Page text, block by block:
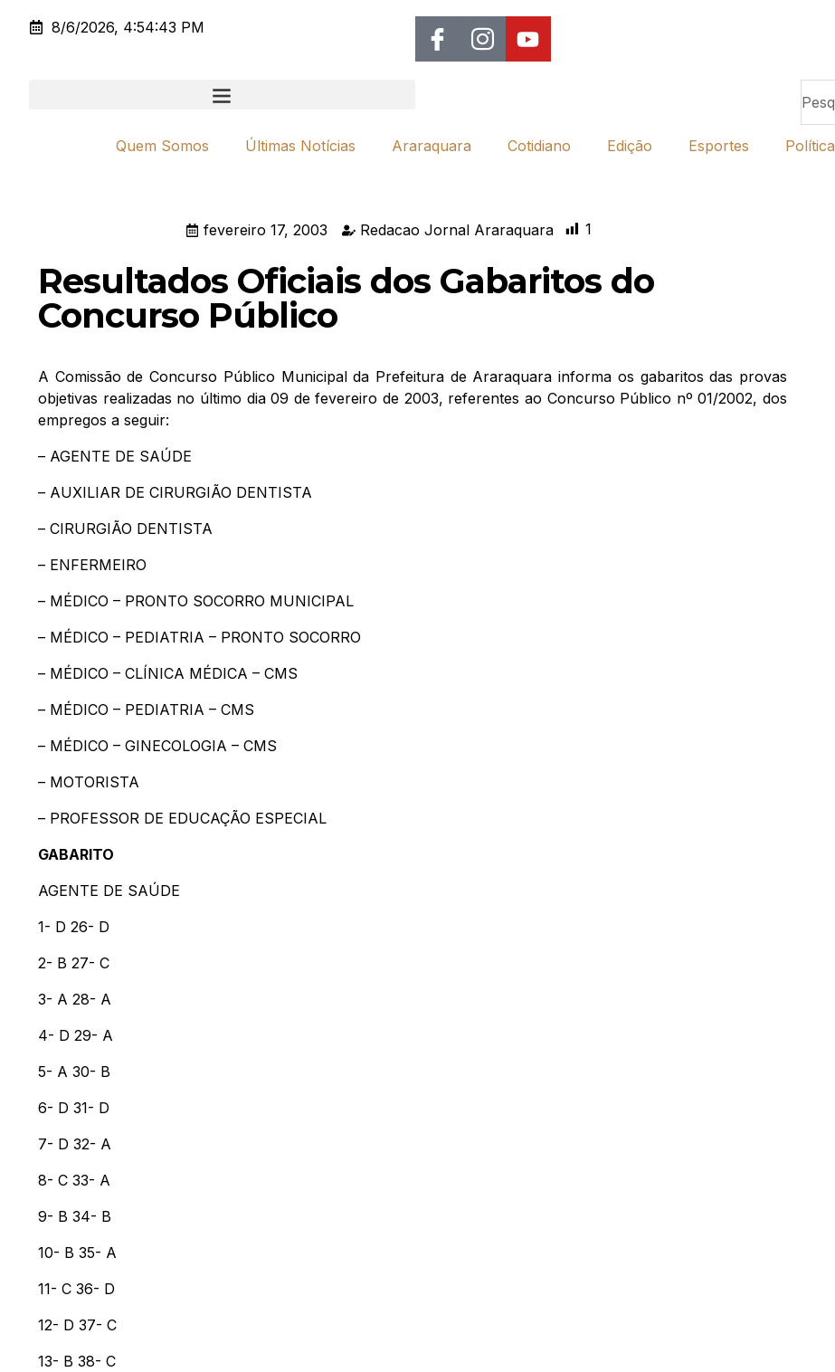
8/6/2026, 4:54:43 PM
Quem Somos Últimas Notícias Araraquara Cotidiano Edição Esportes Política
fevereiro 17, 2003 Redacao Jornal Araraquara 1
Resultados Oficiais dos Gabaritos do
Concurso Público
A Comissão de Concurso Público Municipal da Prefeitura de Araraquara informa os gabaritos das provas
objetivas realizadas no último dia 09 de fevereiro de 2003, referentes ao Concurso Público nº 01/2002, dos
empregos a seguir:
– AGENTE DE SAÚDE
– AUXILIAR DE CIRURGIÃO DENTISTA
– CIRURGIÃO DENTISTA
– ENFERMEIRO
– MÉDICO – PRONTO SOCORRO MUNICIPAL
– MÉDICO – PEDIATRIA – PRONTO SOCORRO
– MÉDICO – CLÍNICA MÉDICA – CMS
– MÉDICO – PEDIATRIA – CMS
– MÉDICO – GINECOLOGIA – CMS
– MOTORISTA
– PROFESSOR DE EDUCAÇÃO ESPECIAL
GABARITO
AGENTE DE SAÚDE
1- D 26- D
2- B 27- C
3- A 28- A
4- D 29- A
5- A 30- B
6- D 31- D
7- D 32- A
8- C 33- A
9- B 34- B
10- B 35- A
11- C 36- D
12- D 37- C
13- B 38- C